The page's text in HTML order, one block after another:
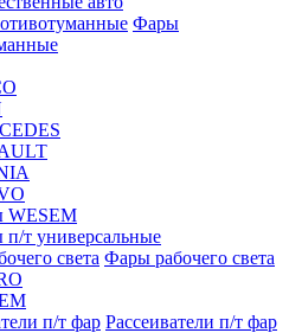
Фары
WESEM
т универсальные
Фары рабочего света
Рассеиватели п/т фар